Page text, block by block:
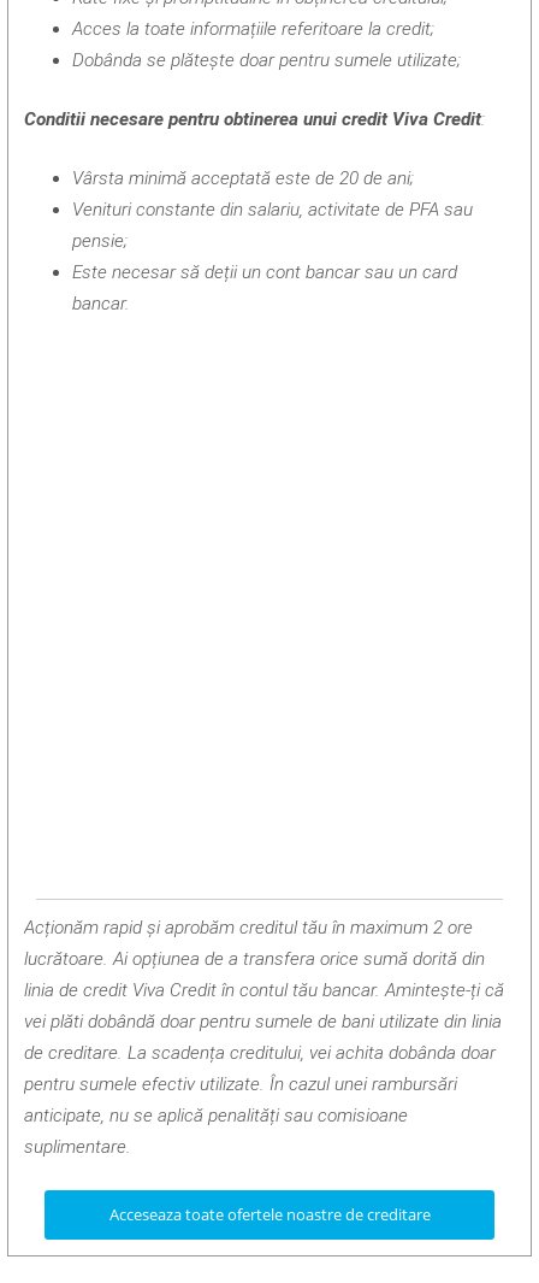
Acces la toate informațiile referitoare la credit;
Dobânda se plătește doar pentru sumele utilizate;
Conditii necesare pentru obtinerea unui credit Viva Credit:
Vârsta minimă acceptată este de 20 de ani;
Venituri constante din salariu, activitate de PFA sau
pensie;
Este necesar să deții un cont bancar sau un card
bancar.
Acționăm rapid și aprobăm creditul tău în maximum 2 ore
lucrătoare. Ai opțiunea de a transfera orice sumă dorită din
linia de credit Viva Credit în contul tău bancar. Amintește-ți că
vei plăti dobândă doar pentru sumele de bani utilizate din linia
de creditare. La scadența creditului, vei achita dobânda doar
pentru sumele efectiv utilizate. În cazul unei rambursări
anticipate, nu se aplică penalități sau comisioane
suplimentare.
Acceseaza toate ofertele noastre de creditare